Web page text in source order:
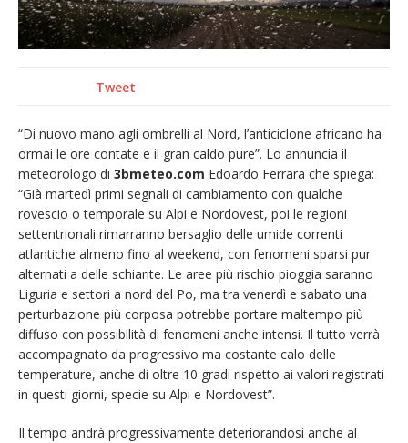
Tweet
“Di nuovo mano agli ombrelli al Nord, l’anticiclone africano ha
ormai le ore contate e il gran caldo pure”. Lo annuncia il
meteorologo di 3bmeteo.com Edoardo Ferrara che spiega:
“Già martedì primi segnali di cambiamento con qualche
rovescio o temporale su Alpi e Nordovest, poi le regioni
settentrionali rimarranno bersaglio delle umide correnti
atlantiche almeno fino al weekend, con fenomeni sparsi pur
alternati a delle schiarite. Le aree più rischio pioggia saranno
Liguria e settori a nord del Po, ma tra venerdì e sabato una
perturbazione più corposa potrebbe portare maltempo più
diffuso con possibilità di fenomeni anche intensi. Il tutto verrà
accompagnato da progressivo ma costante calo delle
temperature, anche di oltre 10 gradi rispetto ai valori registrati
in questi giorni, specie su Alpi e Nordovest”.
Il tempo andrà progressivamente deteriorandosi anche al